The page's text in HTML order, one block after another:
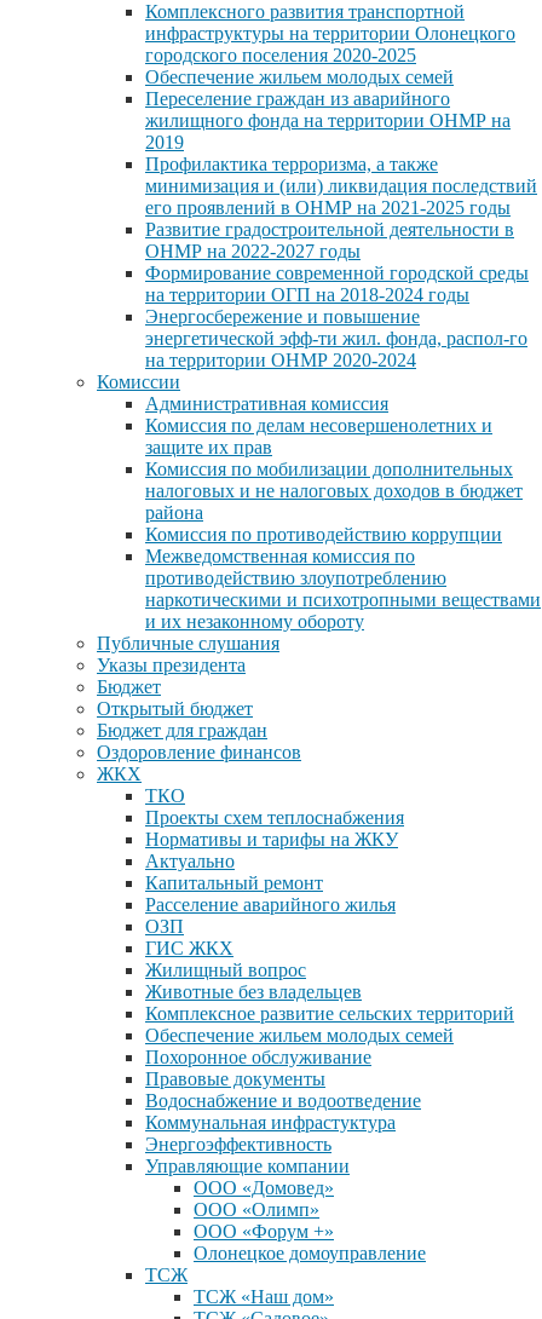
Комплексного развития транспортной
инфраструктуры на территории Олонецкого
городского поселения 2020-2025
Обеспечение жильем молодых семей
Переселение граждан из аварийного
жилищного фонда на территории ОНМР на
2019
Профилактика терроризма, а также
минимизация и (или) ликвидация последствий
его проявлений в ОНМР на 2021-2025 годы
Развитие градостроительной деятельности в
ОНМР на 2022-2027 годы
Формирование современной городской среды
на территории ОГП на 2018-2024 годы
Энергосбережение и повышение
энергетической эфф-ти жил. фонда, распол-го
на территории ОНМР 2020-2024
Комиссии
Административная комиссия
Комиссия по делам несовершенолетних и
защите их прав
Комиссия по мобилизации дополнительных
налоговых и не налоговых доходов в бюджет
района
Комиссия по противодействию коррупции
Межведомственная комиссия по
противодействию злоупотреблению
наркотическими и психотропными веществами
и их незаконному обороту
Публичные слушания
Указы президента
Бюджет
Открытый бюджет
Бюджет для граждан
Оздоровление финансов
ЖКХ
ТКО
Проекты схем теплоснабжения
Нормативы и тарифы на ЖКУ
Актуально
Капитальный ремонт
Расселение аварийного жилья
ОЗП
ГИС ЖКХ
Жилищный вопрос
Животные без владельцев
Комплексное развитие сельских территорий
Обеспечение жильем молодых семей
Похоронное обслуживание
Правовые документы
Водоснабжение и водоотведение
Коммунальная инфрастуктура
Энергоэффективность
Управляющие компании
ООО «Домовед»
ООО «Олимп»
ООО «Форум +»
Олонецкое домоуправление
ТСЖ
ТСЖ «Наш дом»